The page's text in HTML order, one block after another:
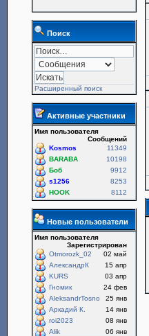
Поиск
Расширенный поиск
Активные участники
Имя пользователя
Сообщений
Kosmos
11349
BARABA
10198
Боб
9912
s1256
8253
HOOK
8112
Новые пользователи
Имя пользователя
Зарегистрирован
Otmorozk_02
02 май
АлександрК
15 апр
KURS
03 апр
Гномик
24 фев
AleksandrTosno
25 янв
Аркадий К.
14 янв
roi2023
08 янв
Alik
06 янв